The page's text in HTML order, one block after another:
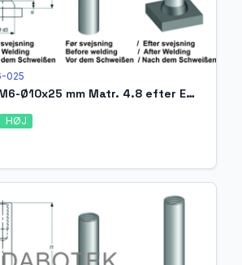
025
ID Gevindbøs M6-Ø10x25 mm Matr. 4.8 efter EN ISO 13918
HØJ